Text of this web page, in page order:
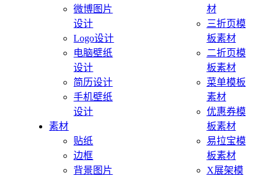
微博图片
设计
Logo设计
电脑壁纸
设计
简历设计
手机壁纸
设计
素材
贴纸
边框
背景图片
材
三折页模
板素材
二折页模
板素材
菜单模板
素材
优惠券模
板素材
易拉宝模
板素材
X展架模